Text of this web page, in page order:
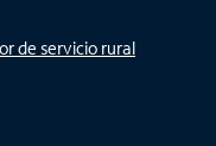
de servicio rural